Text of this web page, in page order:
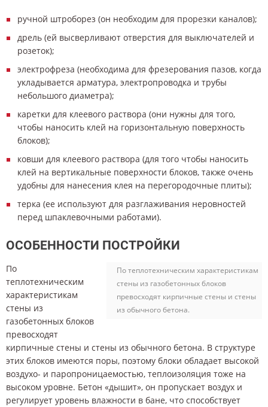
ручной штроборез (он необходим для прорезки каналов);
дрель (ей высверливают отверстия для выключателей и
розеток);
электрофреза (необходима для фрезерования пазов, когда
укладывается арматура, электропроводка и трубы
небольшого диаметра);
каретки для клеевого раствора (они нужны для того,
чтобы наносить клей на горизонтальную поверхность
блоков);
ковши для клеевого раствора (для того чтобы наносить
клей на вертикальные поверхности блоков, также очень
удобны для нанесения клея на перегородочные плиты);
терка (ее используют для разглаживания неровностей
перед шпаклевочными работами).
ОСОБЕННОСТИ ПОСТРОЙКИ
По теплотехническим характеристикам
стены из газобетонных блоков
превосходят кирпичные стены и стены
из обычного бетона.
По
теплотехническим
характеристикам
стены из
газобетонных блоков
превосходят
кирпичные стены и стены из обычного бетона. В структуре
этих блоков имеются поры, поэтому блоки обладает высокой
воздухо- и паропроницаемостью, теплоизоляция тоже на
высоком уровне. Бетон «дышит», он пропускает воздух и
регулирует уровень влажности в бане, что способствует